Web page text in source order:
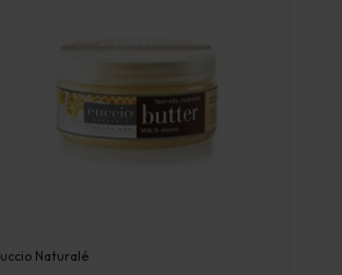
Naturalé